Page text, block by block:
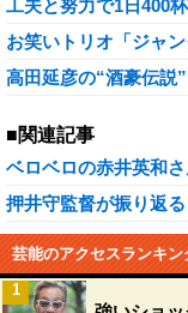
工夫と努力で1日400
お笑いトリオ「ジャ
高田延彦の“酒豪伝説
■関連記事
ベロベロの赤井英和
押井守監督が振り返
芸能のアクセスランキン
1